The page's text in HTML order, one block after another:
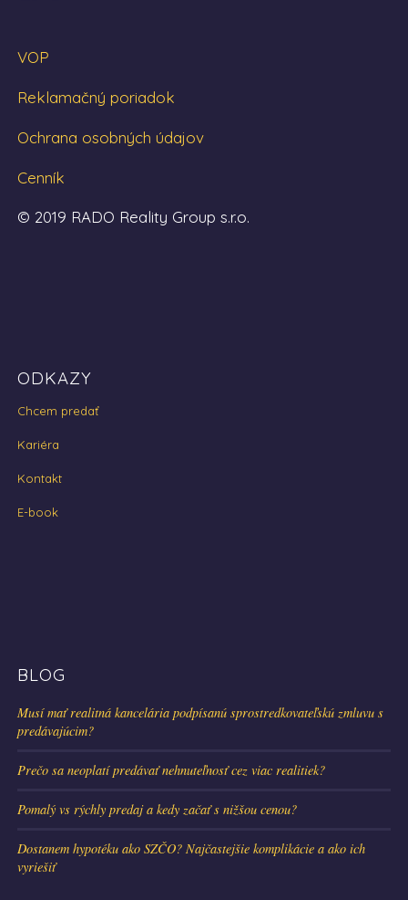
VOP
Reklamačný poriadok
Ochrana osobných údajov
Cenník
© 2019 RADO Reality Group s.r.o.
ODKAZY
Chcem predať
Kariéra
Kontakt
E-book
BLOG
Musí mať realitná kancelária podpísanú sprostredkovateľskú zmluvu s
predávajúcim?
Prečo sa neoplatí predávať nehnuteľnosť cez viac realitiek?
Pomalý vs rýchly predaj a kedy začať s nižšou cenou?
Dostanem hypotéku ako SZČO? Najčastejšie komplikácie a ako ich
vyriešiť